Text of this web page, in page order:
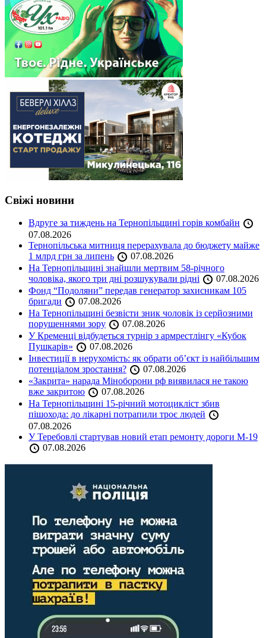
Свіжі новини
Вдруге за тиждень на Тернопільщині горів комбайн
07.08.2026
Тернопільська митниця перерахувала до бюджету майже
1 млрд грн за липень
07.08.2026
На Тернопільщині знайшли мертвим 58-річного
чоловіка, якого три дні розшукували рідні
07.08.2026
Фонд “Подоляни” передав генератор захисникам 105
бригади
07.08.2026
На Тернопільщині безвісти зник чоловік із серйозними
порушеннями зору
07.08.2026
У Кременці відбудеться турнір з армрестлінгу «Кубок
Пушкарів»
07.08.2026
Інвестиції в нерухомість: як обрати об’єкт із найбільшим
потенціалом зростання?
07.08.2026
«Закрита» нарада Міноборони рф виявилася не такою
вже закритою
07.08.2026
На Тернопільщині 15-річний мотоцикліст збив
пішохода: до лікарні потрапили троє людей
07.08.2026
У Теребовлі стартував новий етап ремонту дороги М-19
07.08.2026